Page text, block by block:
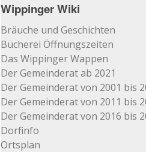
Wippinger Wiki
Bräuche und Geschichten
Bücherei Öffnungszeiten
Das Wippinger Wappen
Der Gemeinderat ab 2021
Der Gemeinderat von 2001 bis
Der Gemeinderat von 2011 bis
Der Gemeinderat von 2016 bis
Dorfinfo
Ortsplan